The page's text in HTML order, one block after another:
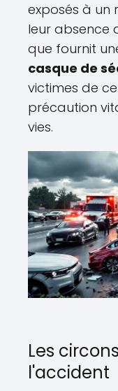
exposés à un
leur absence
que fournit
casque de
victimes de
précaution
vies.
Les
l'accident